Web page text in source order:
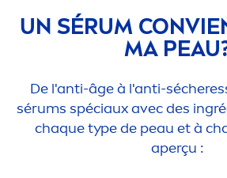
UN SÉRUM
MA
De l'anti-âge à l'anti-
sérums spéciaux avec des
chaque type de peau et à
aperçu :